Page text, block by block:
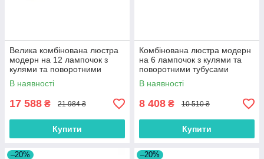
Велика комбінована люстра
модерн на 12 лампочок з
кулями та поворотними
тубусами
В наявності
17 588 ₴ 21 984 ₴
Купити
Комбінована люстра модерн
на 6 лампочок з кулями та
поворотними тубусами
В наявності
8 408 ₴ 10 510 ₴
Купити
–20% –20%